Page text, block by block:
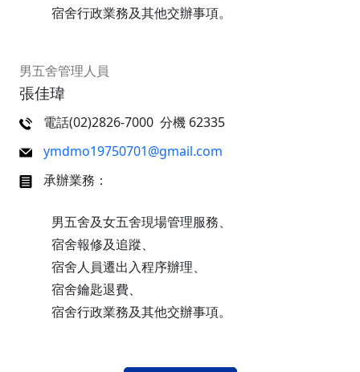
宿舍行政業務及其他交辦事項。
男五舍管理人員
張佳瑋
電話(02)2826-7000 分機 62335
ymdmo19750701@gmail.com
承辦業務：
男五舍及女五舍現場管理服務、
宿舍報修及追蹤、
宿舍人員遷出入程序辦理、
宿舍鑰匙退費、
宿舍行政業務及其他交辦事項。